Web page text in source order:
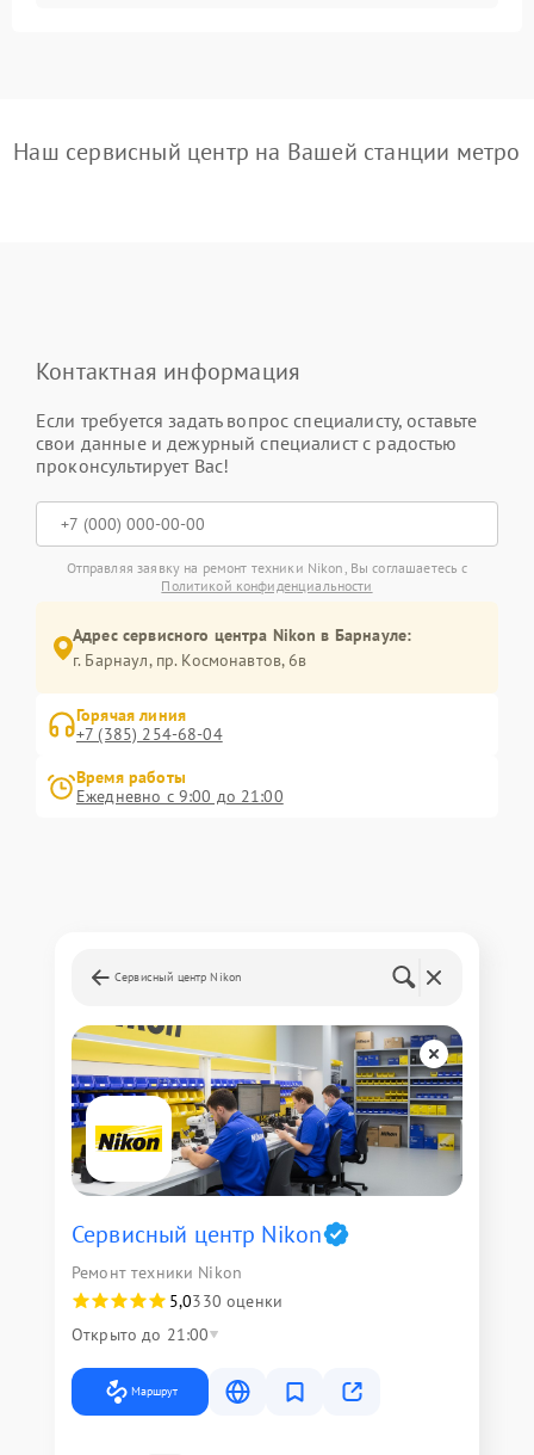
Наш сервисный центр на Вашей станции метро
Контактная информация
Если требуется задать вопрос специалисту, оставьте
свои данные и дежурный специалист с радостью
проконсультирует Вас!
Отправляя заявку на ремонт техники Nikon, Вы соглашаетесь с
Политикой конфиденциальности
Адрес сервисного центра Nikon в Барнауле:
г. Барнаул, ​пр. Космонавтов, 6в
Горячая линия
+7 (385) 254-68-04
Время работы
Ежедневно с 9:00 до 21:00
Сервисный центр Nikon
Сервисный центр Nikon
Ремонт техники Nikon
5,0330 оценки
Открыто до 21:00
Маршрут